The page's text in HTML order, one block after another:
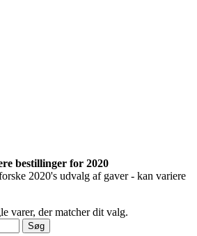
bestillinger for 2020
2020's udvalg af gaver - kan variere
varer, der matcher dit valg.
Søg